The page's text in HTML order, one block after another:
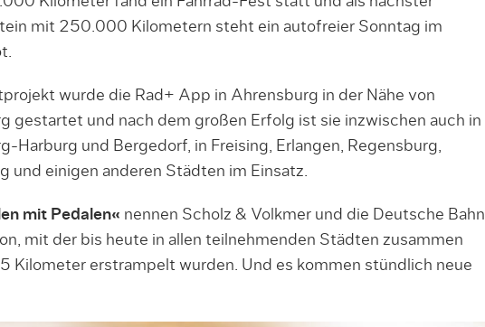
mit 250.000 Kilometern steht ein autofreier Sonntag im
wurde die Rad+ App in Ahrensburg in der Nähe von
gestartet und nach dem großen Erfolg ist sie inzwischen auch in
Harburg und Bergedorf, in Freising, Erlangen, Regensburg,
und einigen anderen Städten im Einsatz.
mit Pedalen« nennen Scholz & Volkmer und die Deutsche Bahn
mit der bis heute in allen teilnehmenden Städten zusammen
Kilometer erstrampelt wurden. Und es kommen stündlich neue